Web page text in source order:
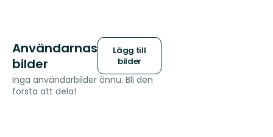
Användarnas
bilder
Lägg till
bilder
Inga användarbilder ännu. Bli den
första att dela!